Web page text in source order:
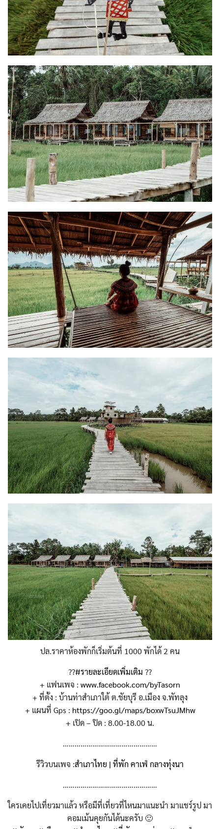
Search
for:
Search
ปล.ราคาห้องพักก็เริ่มต้นที่ 1000 พักได้ 2 คน
??#รายละเอียดเพิ่มเติม ??
+ แฟนเพจ : www.facebook.com/byTasorn
+ ที่ตั้ง : บ้านท่าสำเภาใต้ ต.ชัยบุรี อ.เมือง จ.พัทลุง
+ แผนที่ Gps : https://goo.gl/maps/boxwTsuJMhw
+ เปิด – ปิด : 8.00-18.00 น.
…………………………………………
รีวิวบนเพจ :สำเภาไทย | ที่พัก คาเฟ่ กลางทุ่งนา
…………………………………………
ใครเคยไปเที่ยวมาแล้ว หรือมีที่เที่ยวที่ไหนมาแนะนำ มาแชร์รูป มา
คอมเม้นคุยกันได้นะครับ 🙂